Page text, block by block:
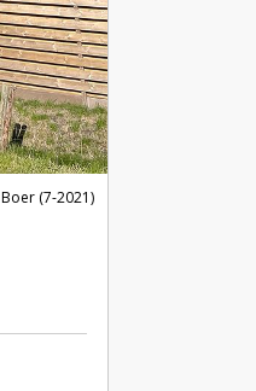
(7-2021)